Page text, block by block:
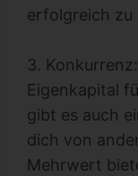
erfolgreich zu
3.
Eigenkapital
gibt es auch
dich von
Mehrwert